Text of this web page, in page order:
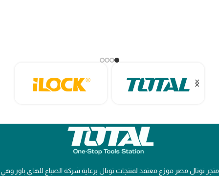
متجر توتال مصر موزع معتمد لمنتجات توتال برعاية شركة الصباغ للهاي باور وهي